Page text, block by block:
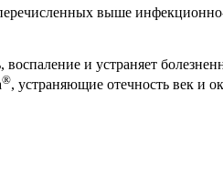
выше
воспаление и устраняет
®, устраняющие отечность век и